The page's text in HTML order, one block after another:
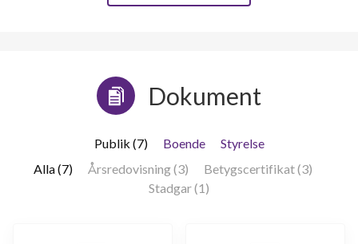
Dokument
Publik (7) Boende
Styrelse
Alla (7)
Årsredovisning (3)
Betygscertifikat (3)
Stadgar (1)